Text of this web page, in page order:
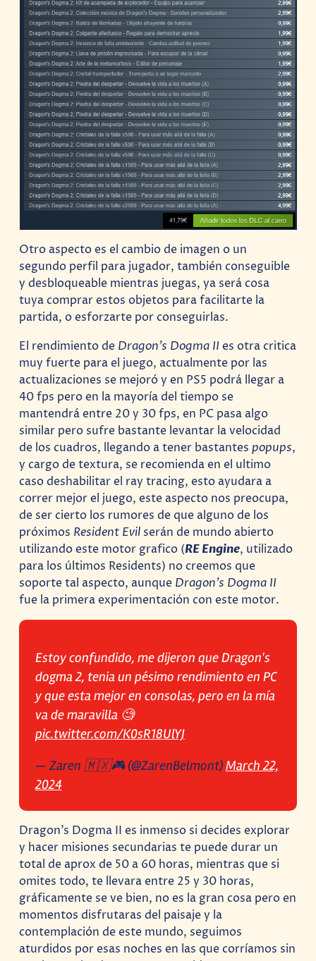
Otro aspecto es el cambio de imagen o un
segundo perfil para jugador, también conseguible
y desbloqueable mientras juegas, ya será cosa
tuya comprar estos objetos para facilitarte la
partida, o esforzarte por conseguirlas.
El rendimiento de Dragon’s Dogma IIes otra critica
muy fuerte para el juego, actualmente por las
actualizaciones se mejoró y en PS5 podrá llegar a
40 fps pero en la mayoría del tiempo se
mantendrá entre 20 y 30 fps, en PC pasa algo
similar pero sufre bastante levantar la velocidad
de los cuadros, llegando a tener bastantespopups,
y cargo de textura, se recomienda en el ultimo
caso deshabilitar el ray tracing, esto ayudara a
correr mejor el juego, este aspecto nos preocupa,
de ser cierto los rumores de que alguno de los
próximos Resident Evil serán de mundo abierto
utilizando este motor grafico (RE Engine, utilizado
para los últimos Residents) no creemos que
soporte tal aspecto, aunque Dragon’s Dogma II
fue la primera experimentación con este motor.
Estoy confundido, me dijeron que Dragon's
dogma 2, tenia un pésimo rendimiento en PC
y que esta mejor en consolas, pero en la mía
va de maravilla 🧐
pic.twitter.com/K0sR18UlYJ
— Zaren 🇲🇽🎮 (@ZarenBelmont)March 22,
2024
Dragon’s Dogma II es inmenso si decides explorar
y hacer misiones secundarias te puede durar un
total de aprox de 50 a 60 horas, mientras que si
omites todo, te llevara entre 25 y 30 horas,
gráficamente se ve bien, no es la gran cosa pero en
momentos disfrutaras del paisaje y la
contemplación de este mundo, seguimos
aturdidos por esas noches en las que corríamos sin